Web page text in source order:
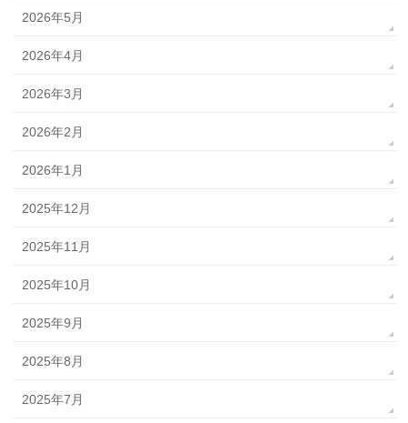
2026年5月
2026年4月
2026年3月
2026年2月
2026年1月
2025年12月
2025年11月
2025年10月
2025年9月
2025年8月
2025年7月